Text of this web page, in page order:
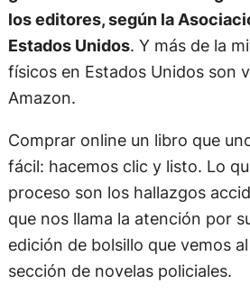
los editores, según la
Estados Unidos. Y más de la
físicos en Estados Unidos son
Amazon.
Comprar online un libro que
fácil: hacemos clic y listo. Lo
proceso son los hallazgos
que nos llama la atención por
edición de bolsillo que vemos
sección de novelas policiales.